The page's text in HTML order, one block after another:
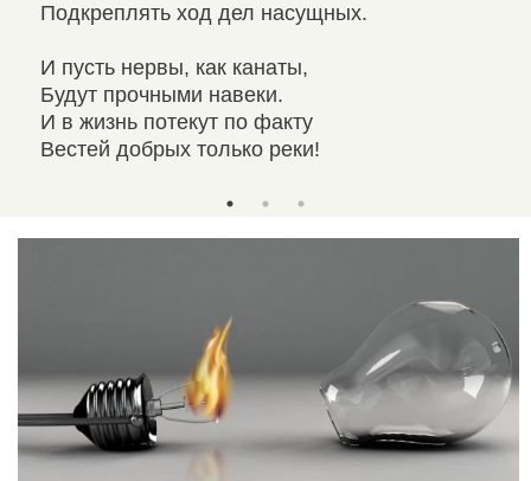
Подкреплять ход дел насущных.
И пусть нервы, как канаты,
Будут прочными навеки.
И в жизнь потекут по факту
Вестей добрых только реки!